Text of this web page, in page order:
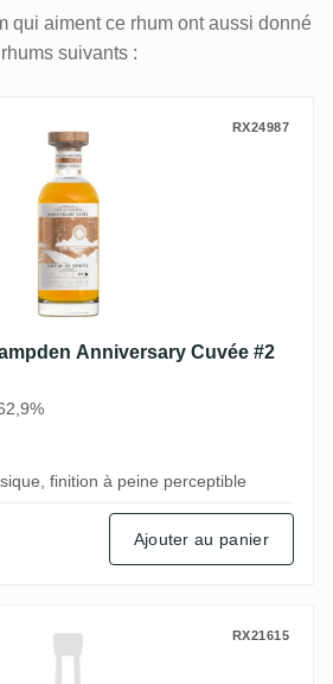
qui aiment ce rhum ont aussi donné
suivants :
Hampden Anniversary
RX24987
Anniversary Cuvée #2
finition à peine perceptible
Ajouter au panier
Rum Company The
RX21615